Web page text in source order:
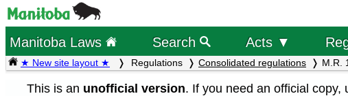
Manitoba Laws Search Acts ▼
★ New site layout ★ Regulations Consolidated regulations M.R.
This is an unofficial version. If you need an official copy,